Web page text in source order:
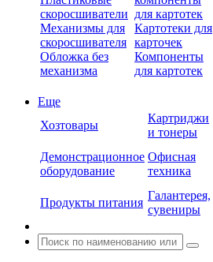
скоросшиватели
Механизмы для
скоросшивателя
Обложка без
механизма
для картотек
Картотеки для
карточек
Компоненты
для картотек
Еще
Хозтовары
Картриджи
и тонеры
Демонстрационное
оборудование
Офисная
техника
Продукты питания
Галантерея,
сувениры